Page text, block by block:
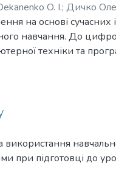
O. I.; Дичко
на основі
навчання. До
техніки та
сьогодні існує ще
використовується
зацікавити
доречно віднести до
інфографіка,
якість цифрового
підготовці до